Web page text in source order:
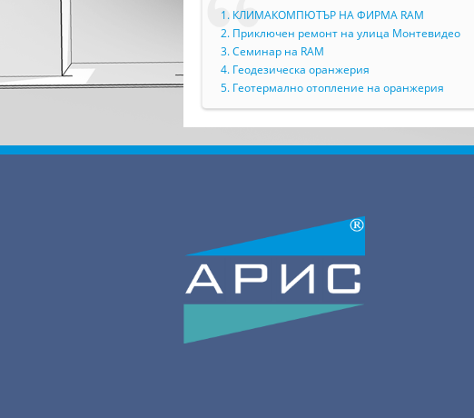
1. КЛИМАКОМПЮТЪР НА ФИРМА RAM
2. Приключен ремонт на улица Монтевидео
3. Семинар на RAM
4. Геодезическа оранжерия
5. Геотермално отопление на оранжерия